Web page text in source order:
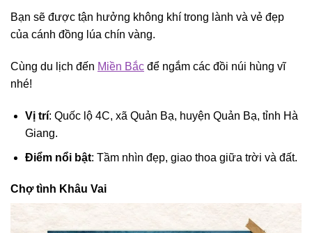
Bạn sẽ được tận hưởng không khí trong lành và vẻ đẹp
của cánh đồng lúa chín vàng.
Cùng du lịch đến Miền Bắc để ngắm các đồi núi hùng vĩ
nhé!
Vị trí: Quốc lộ 4C, xã Quản Bạ, huyện Quản Bạ, tỉnh Hà
Giang.
Điểm nổi bật: Tầm nhìn đẹp, giao thoa giữa trời và đất.
Chợ tình Khâu Vai